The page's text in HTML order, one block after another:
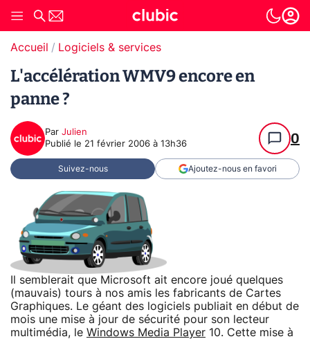
Accueil Logiciels & services
L'accélération WMV9 encore en
panne ?
Par Julien
Publié le 21 février 2006 à 13h36 0
Suivez-nous Ajoutez-nous en favori
Il semblerait que Microsoft ait encore joué quelques
(mauvais) tours à nos amis les fabricants de Cartes
Graphiques. Le géant des logiciels publiait en début de
mois une mise à jour de sécurité pour son lecteur
multimédia, le Windows Media Player 10. Cette mise à